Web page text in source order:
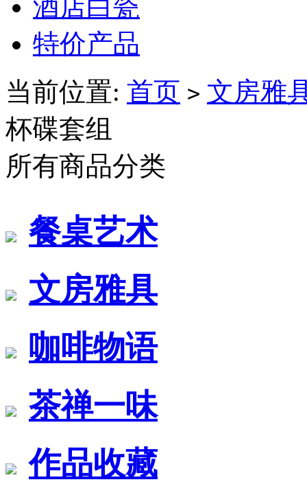
酒店白瓷
特价产品
当前位置: 首页 > 文房雅
杯碟套组
所有商品分类
餐桌艺术
文房雅具
咖啡物语
茶禅一味
作品收藏